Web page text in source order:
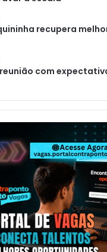
recupera
com